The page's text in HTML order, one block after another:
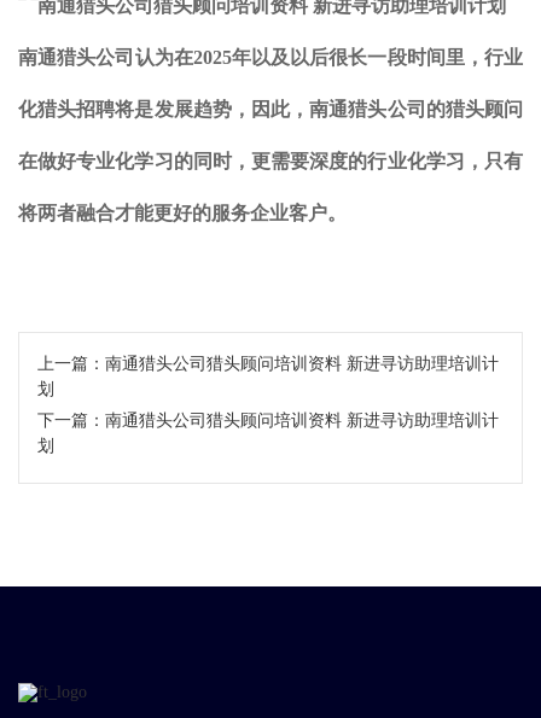
南通猎头公司认为在2025年以及以后很长一段时间里，行业
化猎头招聘将是发展趋势，因此，南通猎头公司的猎头顾问
在做好专业化学习的同时，更需要深度的行业化学习，只有
将两者融合才能更好的服务企业客户。
上一篇： 南通猎头公司猎头顾问培训资料 新进寻访助理培训计
划
下一篇： 南通猎头公司猎头顾问培训资料 新进寻访助理培训计
划